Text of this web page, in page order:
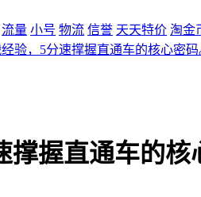
流量 小号 物流 信誉 天天特价 淘金
验，5分速撑握直通车的核心密
握直通车的核